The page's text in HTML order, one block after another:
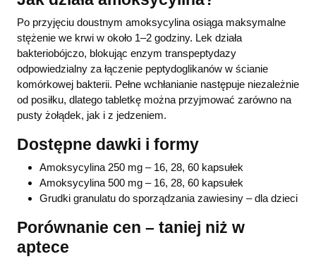
Po przyjęciu doustnym amoksycylina osiąga maksymalne
stężenie we krwi w około 1–2 godziny. Lek działa
bakteriobójczo, blokując enzym transpeptydazy
odpowiedzialny za łączenie peptydoglikanów w ścianie
komórkowej bakterii. Pełne wchłanianie następuje niezależnie
od posiłku, dlatego tabletkę można przyjmować zarówno na
pusty żołądek, jak i z jedzeniem.
Dostępne dawki i formy
Amoksycylina 250 mg – 16, 28, 60 kapsułek
Amoksycylina 500 mg – 16, 28, 60 kapsułek
Grudki granulatu do sporządzania zawiesiny – dla dzieci
Porównanie cen – taniej niż w
aptece